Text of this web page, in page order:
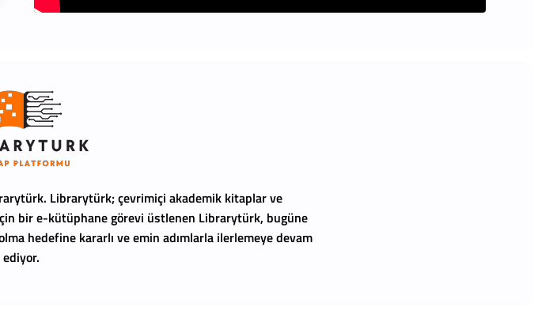
Librarytürk; çevrimiçi akademik kitaplar ve
için bir e-kütüphane görevi üstlenen Librarytürk, bugüne
hedefine kararlı ve emin adımlarla ilerlemeye devam
ediyor.